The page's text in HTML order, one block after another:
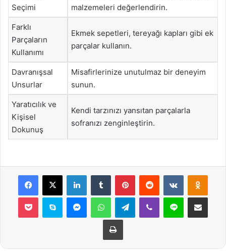
Seçimi
malzemeleri değerlendirin.
Farklı
Parçaların
Kullanımı
Ekmek sepetleri, tereyağı kapları gibi ek
parçalar kullanın.
Davranışsal
Unsurlar
Misafirlerinize unutulmaz bir deneyim
sunun.
Yaratıcılık ve
Kişisel
Dokunuş
Kendi tarzınızı yansıtan parçalarla
sofranızı zenginleştirin.
Facebook
X LinkedInTumblr PinterestReddit VKontakte
Pocket Skype MessengerWhatsAppTelegramViber Line E-Posta ile
Yazdır